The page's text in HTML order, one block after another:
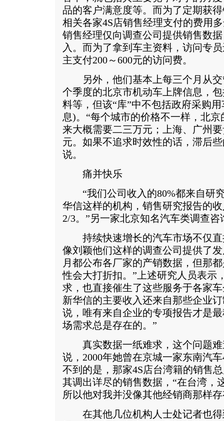
品的客户满意度等。而为了定期获
相关各家4S店销售经理支付的费用
销售经理仅向调查公司提供销售数
入。而为了拿到车主资料，访问专
主支付200～600元的访问费。
另外，他们基本上每三个月从交
个季度的北京市机动车上牌信息，
料等，但该“库”中不包括政府采购
息)。“每个城市的价格不一样，北京
来大概需要二三万元；上海、广州
元。如果不追求时效性的话，滞后
说。
痛并快乐
“我们公司收入的80%都来自研
华信这样的机构，销售研究报告的
2/3。”另一家北京知名汽车类调查
持续快速增长的汽车市场不仅直
像刘颖他们这样的调查公司提供了
月都公布各厂家的产销数据，但那
性会大打折扣。”上述研究人员表示
求，也直接催生了这些服务于各家
新华信的主要收入还来自那些企业
说，唯有来自企业的专项报告才是
场需求总是存在的。”
真实数据一纸难求，这个问题难
说，2000年她曾在京城一家东南汽
不到的是，那家4S店台湾籍的销售
其调出详尽的销售数据，“在台湾，
所以他对我并没像其他经销商那样
在其他几位机构人士处记者也得